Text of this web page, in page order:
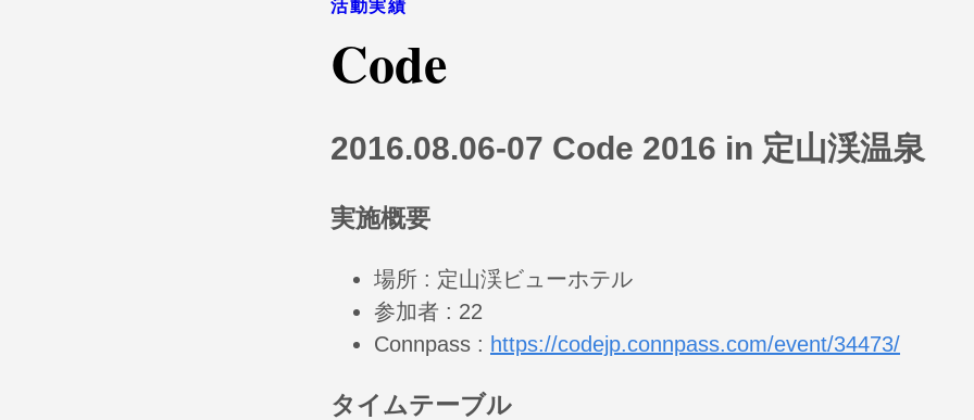
Code
2016.08.06-07 Code 2016 in 定山渓温泉
実施概要
場所 : 定山渓ビューホテル
参加者 : 22
Connpass : https://codejp.connpass.com/event/34473/
タイムテーブル